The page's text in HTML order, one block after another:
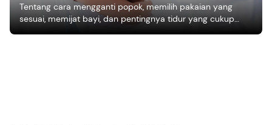
Tentang cara mengganti popok, memilih pakaian yang
sesuai, memijat bayi, dan pentingnya tidur yang cukup
bagi pertumbuhan bayi.